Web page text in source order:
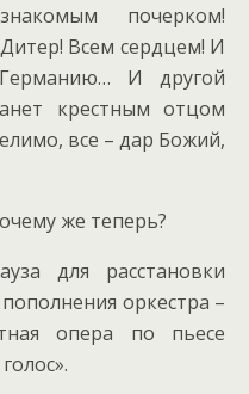
почерком!
Всем сердцем! И
И другой
крестным отцом
все – дар Божий,
же теперь?
для расстановки
оркестра –
опера по пьесе